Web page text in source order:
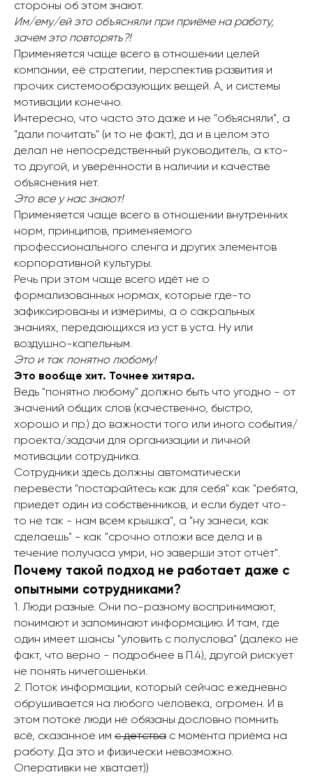
стороны об этом знают.
Им/ему/ей это объясняли при приёме на работу,
зачем это повторять?!
Применяется чаще всего в отношении целей
компании, её стратегии, перспектив развития и
прочих системообразующих вещей. А, и системы
мотивации конечно.
Интересно, что часто это даже и не "объясняли", а
"дали почитать" (и то не факт), да и в целом это
делал не непосредственный руководитель, а кто-
то другой, и уверенности в наличии и качестве
объяснения нет.
Это все у нас знают!
Применяется чаще всего в отношении внутренних
норм, принципов, применяемого
профессионального сленга и других элементов
корпоративной культуры.
Речь при этом чаще всего идёт не о
формализованных нормах, которые где-то
зафиксированы и измеримы, а о сакральных
знаниях, передающихся из уст в уста. Ну или
воздушно-капельным.
Это и так понятно любому!
Это вообще хит. Точнее хитяра.
Ведь "понятно любому" должно быть что угодно - от
значений общих слов (качественно, быстро,
хорошо и пр.) до важности того или иного события/
проекта/задачи для организации и личной
мотивации сотрудника.
Сотрудники здесь должны автоматически
перевести "постарайтесь как для себя" как "ребята,
приедет один из собственников, и если будет что-
то не так - нам всем крышка", а "ну занеси, как
сделаешь" - как "срочно отложи все дела и в
течение получаса умри, но заверши этот отчёт".
Почему такой подход не работает даже с
опытными сотрудниками?
1. Люди разные. Они по-разному воспринимают,
понимают и запоминают информацию. И там, где
один имеет шансы "уловить с полуслова" (далеко не
факт, что верно - подробнее в П.4), другой рискует
не понять ничегошеньки.
2. Поток информации, который сейчас ежедневно
обрушивается на любого человека, огромен. И в
этом потоке люди не обязаны дословно помнить
всё, сказанное им с детства с момента приёма на
работу. Да это и физически невозможно.
Оперативки не хватает))